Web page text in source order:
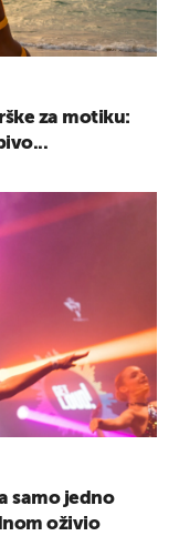
za motiku:
samo jedno
oživio